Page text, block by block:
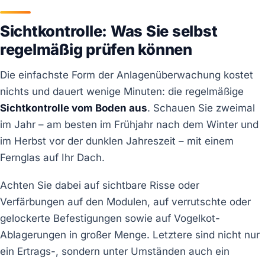
Sichtkontrolle: Was Sie selbst
regelmäßig prüfen können
Die einfachste Form der Anlagenüberwachung kostet
nichts und dauert wenige Minuten: die regelmäßige
Sichtkontrolle vom Boden aus. Schauen Sie zweimal
im Jahr – am besten im Frühjahr nach dem Winter und
im Herbst vor der dunklen Jahreszeit – mit einem
Fernglas auf Ihr Dach.
Achten Sie dabei auf sichtbare Risse oder
Verfärbungen auf den Modulen, auf verrutschte oder
gelockerte Befestigungen sowie auf Vogelkot-
Ablagerungen in großer Menge. Letztere sind nicht nur
ein Ertrags-, sondern unter Umständen auch ein